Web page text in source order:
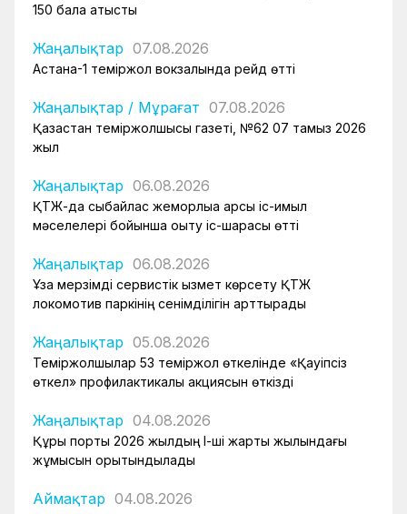
150 бала қатысты
Жаңалықтар 07.08.2026
Астана-1 теміржол вокзалында рейд өтті
Жаңалықтар / Мұрағат 07.08.2026
Қазақстан теміржолшысы газеті, №62 07 тамыз 2026
жыл
Жаңалықтар 06.08.2026
ҚТЖ-да сыбайлас жемқорлыққа қарсы іс-қимыл
мәселелері бойынша оқыту іс-шарасы өтті
Жаңалықтар 06.08.2026
Ұзақ мерзімді сервистік қызмет көрсету ҚТЖ
локомотив паркінің сенімділігін арттырады
Жаңалықтар 05.08.2026
Теміржолшылар 53 теміржол өткелінде «Қауіпсіз
өткел» профилактикалық акциясын өткізді
Жаңалықтар 04.08.2026
Құрық порты 2026 жылдың І-ші жарты жылындағы
жұмысын қорытындылады
Аймақтар 04.08.2026